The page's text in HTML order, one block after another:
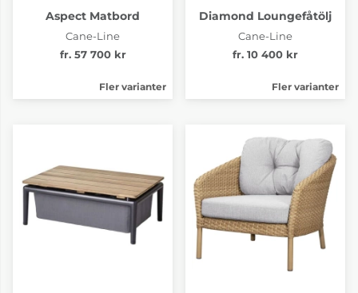
Aspect Matbord
Cane-Line
fr. 57 700 kr
Fler varianter
Diamond Loungefåtölj
Cane-Line
fr. 10 400 kr
Fler varianter